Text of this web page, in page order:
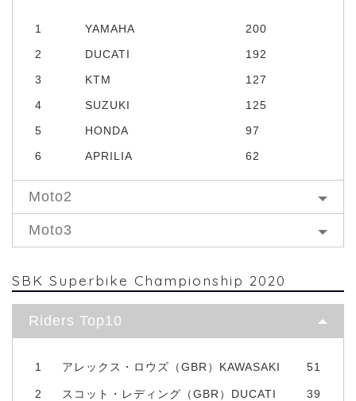
1 YAMAHA
200
2
DUCATI
192
3
KTM
127
4
SUZUKI
125
5
HONDA
97
6
APRILIA 62
Moto2
Moto3
SBK Superbike Championship 2020
Riders Top10
1 アレックス・ロウズ（GBR）KAWASAKI 51
2 スコット・レディング（GBR）DUCATI 39